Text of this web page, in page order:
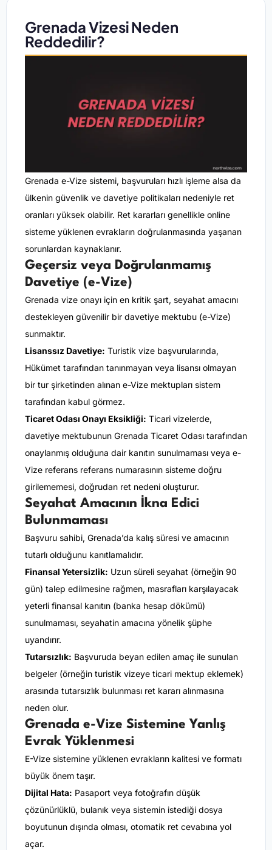
Grenada Vizesi Neden
Reddedilir?
Grenada e-Vize sistemi, başvuruları hızlı işleme alsa da
ülkenin güvenlik ve davetiye politikaları nedeniyle ret
oranları yüksek olabilir. Ret kararları genellikle online
sisteme yüklenen evrakların doğrulanmasında yaşanan
sorunlardan kaynaklanır.
Geçersiz veya Doğrulanmamış
Davetiye (e-Vize)
Grenada vize onayı için en kritik şart, seyahat amacını
destekleyen güvenilir bir davetiye mektubu (e-Vize)
sunmaktır.
Lisanssız Davetiye: Turistik vize başvurularında,
Hükümet tarafından tanınmayan veya lisansı olmayan
bir tur şirketinden alınan e-Vize mektupları sistem
tarafından kabul görmez.
Ticaret Odası Onayı Eksikliği: Ticari vizelerde,
davetiye mektubunun Grenada Ticaret Odası tarafından
onaylanmış olduğuna dair kanıtın sunulmaması veya e-
Vize referans referans numarasının sisteme doğru
girilememesi, doğrudan ret nedeni oluşturur.
Seyahat Amacının İkna Edici
Bulunmaması
Başvuru sahibi, Grenada’da kalış süresi ve amacının
tutarlı olduğunu kanıtlamalıdır.
Finansal Yetersizlik: Uzun süreli seyahat (örneğin 90
gün) talep edilmesine rağmen, masrafları karşılayacak
yeterli finansal kanıtın (banka hesap dökümü)
sunulmaması, seyahatin amacına yönelik şüphe
uyandırır.
Tutarsızlık: Başvuruda beyan edilen amaç ile sunulan
belgeler (örneğin turistik vizeye ticari mektup eklemek)
arasında tutarsızlık bulunması ret kararı alınmasına
neden olur.
Grenada e-Vize Sistemine Yanlış
Evrak Yüklenmesi
E-Vize sistemine yüklenen evrakların kalitesi ve formatı
büyük önem taşır.
Dijital Hata: Pasaport veya fotoğrafın düşük
çözünürlüklü, bulanık veya sistemin istediği dosya
boyutunun dışında olması, otomatik ret cevabına yol
açar.